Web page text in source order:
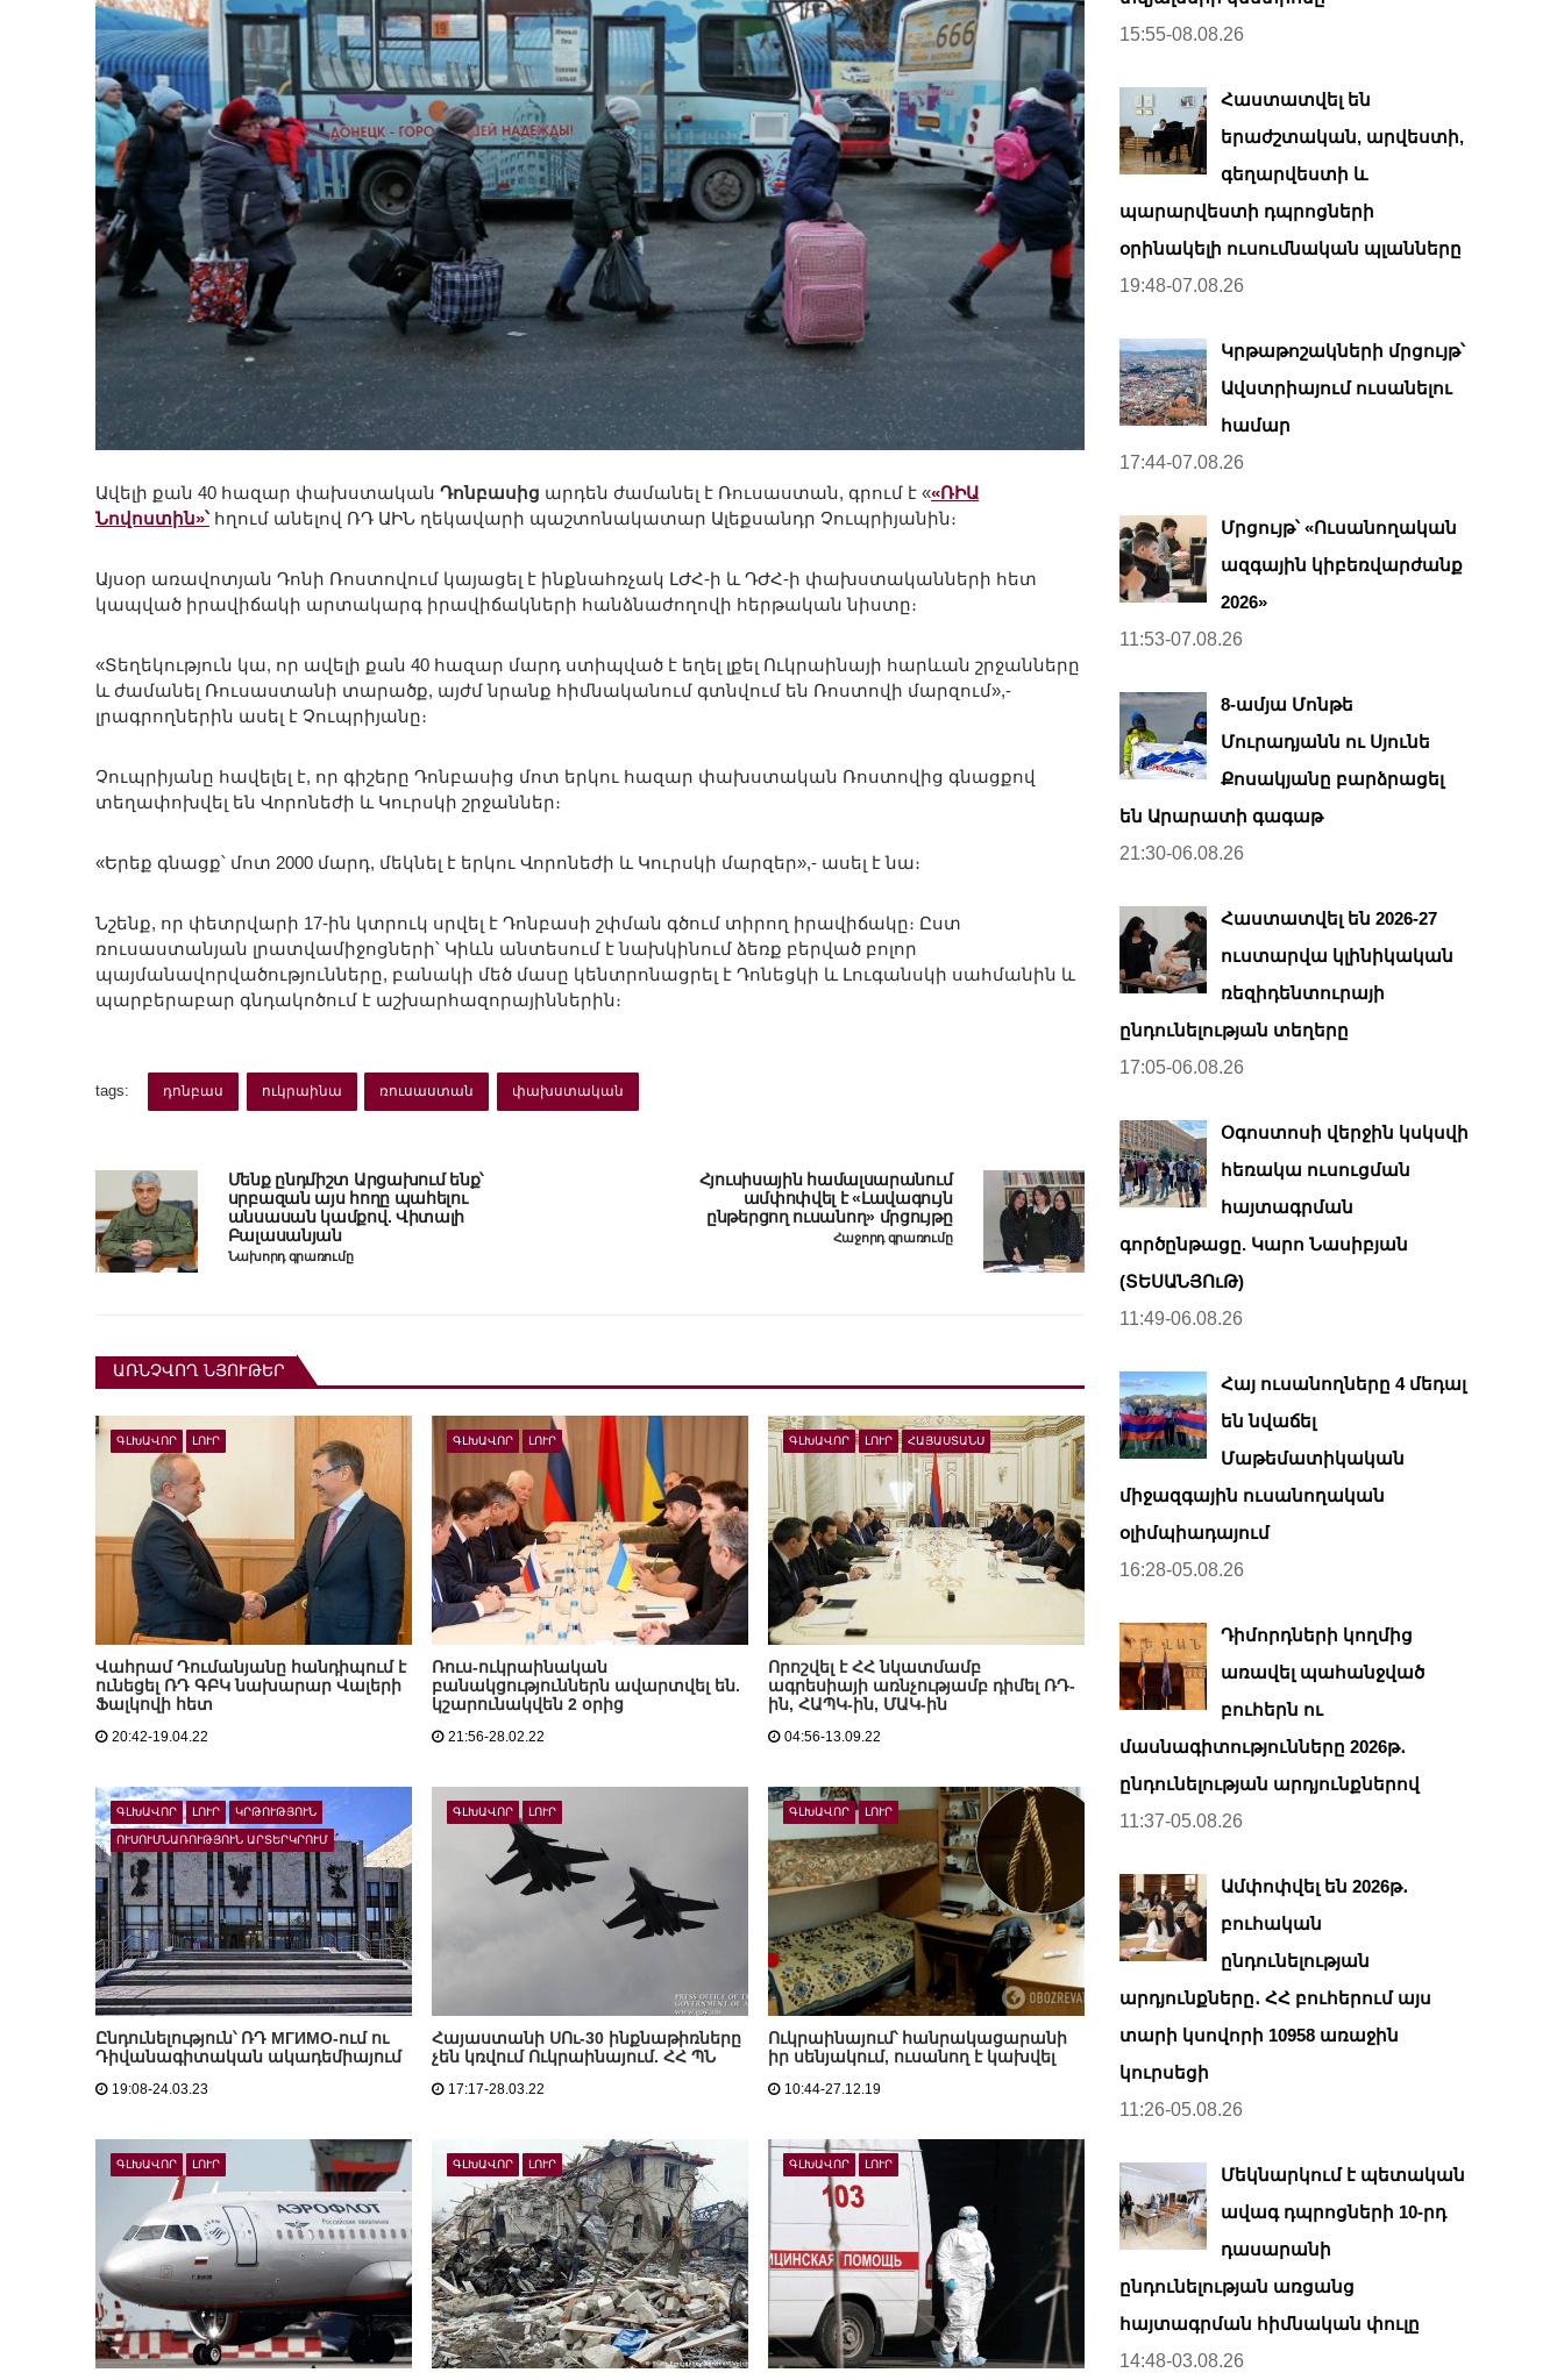
Ավելի քան 40 հազար փախստական Դոնբասից արդեն ժամանել է Ռուսաստան, գրում է ««ՌԻԱ
Նովոստին»՝հղում անելով ՌԴ ԱԻՆ ղեկավարի պաշտոնակատար Ալեքսանդր Չուպրիյանին։
Այսօր առավոտյան Դոնի Ռոստովում կայացել է ինքնահռչակ ԼԺՀ-ի և ԴԺՀ-ի փախստականների հետ
կապված իրավիճակի արտակարգ իրավիճակների հանձնաժողովի հերթական նիստը։
«Տեղեկություն կա, որ ավելի քան 40 հազար մարդ ստիպված է եղել լքել Ուկրաինայի հարևան շրջանները
և ժամանել Ռուսաստանի տարածք, այժմ նրանք հիմնականում գտնվում են Ռոստովի մարզում»,-
լրագրողներին ասել է Չուպրիյանը։
Չուպրիյանը հավելել է, որ գիշերը Դոնբասից մոտ երկու հազար փախստական Ռոստովից գնացքով
տեղափոխվել են Վորոնեժի և Կուրսկի շրջաններ։
«Երեք գնացք՝ մոտ 2000 մարդ, մեկնել է երկու Վորոնեժի և Կուրսկի մարզեր»,- ասել է նա։
Նշենք, որ փետրվարի 17-ին կտրուկ սրվել է Դոնբասի շփման գծում տիրող իրավիճակը։ Ըստ
ռուսաստանյան լրատվամիջոցների՝ Կիևն անտեսում է նախկինում ձեռք բերված բոլոր
պայմանավորվածությունները, բանակի մեծ մասը կենտրոնացրել է Դոնեցկի և Լուգանսկի սահմանին և
պարբերաբար գնդակոծում է աշխարհազորայիններին։
tags: դոնբաս ուկրաինա ռուսաստան փախստական
Մենք ընդմիշտ Արցախում ենք՝
սրբազան այս հողը պահելու
անսասան կամքով. Վիտալի
Բալասանյան
Նախորդ գրառումը
Հյուսիսային համալսարանում
ամփոփվել է «Լավագույն
ընթերցող ուսանող» մրցույթը
Հաջորդ գրառումը
ԱՌՆՉՎՈՂ ՆՅՈՒԹԵՐ
ԳԼԽԱՎՈՐ ԼՈՒՐ
Վահրամ Դումանյանը հանդիպում է
ունեցել ՌԴ ԳԲԿ նախարար Վալերի
Ֆալկովի հետ
20:42-19.04.22
ԳԼԽԱՎՈՐ ԼՈՒՐ
Ռուս-ուկրաինական
բանակցություններն ավարտվել են.
կշարունակվեն 2 օրից
21:56-28.02.22
ԳԼԽԱՎՈՐ ԼՈՒՐ ՀԱՅԱՍՏԱՆՍ
Որոշվել է ՀՀ նկատմամբ
ագրեսիայի առնչությամբ դիմել ՌԴ-
ին, ՀԱՊԿ-ին, ՄԱԿ-ին
04:56-13.09.22
ԳԼԽԱՎՈՐ ԼՈՒՐ ԿՐԹՈՒԹՅՈՒՆ
ՈՒՍՈՒՄՆԱՌՈՒԹՅՈՒՆ ԱՐՏԵՐԿՐՈՒՄ
Ընդունելություն՝ ՌԴ МГИМО-ում ու
Դիվանագիտական ակադեմիայում
19:08-24.03.23
ԳԼԽԱՎՈՐ ԼՈՒՐ
Հայաստանի ՍՈւ-30 ինքնաթիռները
չեն կռվում Ուկրաինայում. ՀՀ ՊՆ
17:17-28.03.22
ԳԼԽԱՎՈՐ ԼՈՒՐ
Ուկրաինայում՝ հանրակացարանի
իր սենյակում, ուսանող է կախվել
10:44-27.12.19
ԳԼԽԱՎՈՐ ԼՈՒՐ ԳԼԽԱՎՈՐ ԼՈՒՐ ԳԼԽԱՎՈՐ ԼՈՒՐ
15:55-08.08.26
Հաստատվել են
երաժշտական, արվեստի,
գեղարվեստի և
պարարվեստի դպրոցների
օրինակելի ուսումնական պլանները
19:48-07.08.26
Կրթաթոշակների մրցույթ՝
Ավստրիայում ուսանելու
համար
17:44-07.08.26
Մրցույթ՝ «Ուսանողական
ազգային կիբեռվարժանք
2026»
11:53-07.08.26
8-ամյա Մոնթե
Մուրադյանն ու Սյունե
Քոսակյանը բարձրացել
են Արարատի գագաթ
21:30-06.08.26
Հաստատվել են 2026-27
ուստարվա կլինիկական
ռեզիդենտուրայի
ընդունելության տեղերը
17:05-06.08.26
Օգոստոսի վերջին կսկսվի
հեռակա ուսուցման
հայտագրման
գործընթացը. Կարո Նասիբյան
(ՏԵՍԱՆՅՈւԹ)
11:49-06.08.26
Հայ ուսանողները 4 մեդալ
են նվաճել
Մաթեմատիկական
միջազգային ուսանողական
օլիմպիադայում
16:28-05.08.26
Դիմորդների կողմից
առավել պահանջված
բուհերն ու
մասնագիտությունները 2026թ․
ընդունելության արդյունքներով
11:37-05.08.26
Ամփոփվել են 2026թ․
բուհական
ընդունելության
արդյունքները․ ՀՀ բուհերում այս
տարի կսովորի 10958 առաջին
կուրսեցի
11:26-05.08.26
Մեկնարկում է պետական
ավագ դպրոցների 10-րդ
դասարանի
ընդունելության առցանց
հայտագրման հիմնական փուլը
14:48-03.08.26